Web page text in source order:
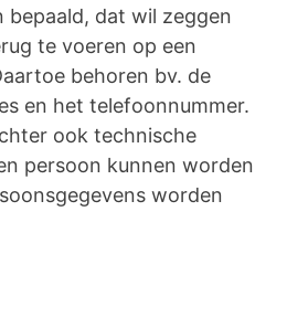
bepaald, dat wil zeggen
te voeren op een
behoren bv. de
en het telefoonnummer.
ook technische
persoon kunnen worden
worden